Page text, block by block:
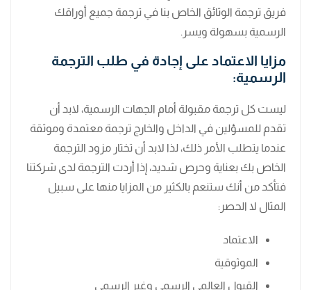
فريق ترجمة الوثائق الخاص بنا في ترجمة جميع أوراقك
الرسمية بسهولة ويسر.
مزايا الاعتماد على إجادة في طلب الترجمة
الرسمية:
ليست كل ترجمة مقبولة أمام الجهات الرسمية، لابد أن
تقدم للمسؤلين في الداخل والخارج ترجمة معتمدة وموثقة
عندما يتطلب الأمر ذلك، لذا لابد أن تختار مزود الترجمة
الخاص بك بعناية وحرص شديد، إذا أردت الترجمة لدى شركتنا
فتأكد من أنك ستنعم بالكثير من المزايا منها على سبيل
المثال لا الحصر:
الاعتماد
الموثوقية
القبول العالمي الرسمي وغير الرسمي